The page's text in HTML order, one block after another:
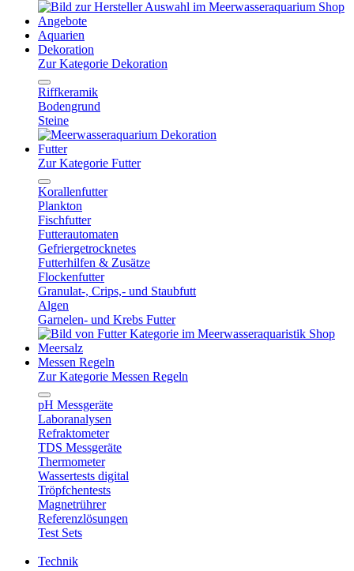
Angebote
Aquarien
Dekoration
Zur Kategorie Dekoration
Riffkeramik
Bodengrund
Steine
Futter
Zur Kategorie Futter
Korallenfutter
Plankton
Fischfutter
Futterautomaten
Gefriergetrocknetes
Futterhilfen & Zusätze
Flockenfutter
Granulat-, Crips,- und Staubfutt
Algen
Garnelen- und Krebs Futter
Meersalz
Messen Regeln
Zur Kategorie Messen Regeln
pH Messgeräte
Laboranalysen
Refraktometer
TDS Messgeräte
Thermometer
Wassertests digital
Tröpfchentests
Magnetrührer
Referenzlösungen
Test Sets
Technik